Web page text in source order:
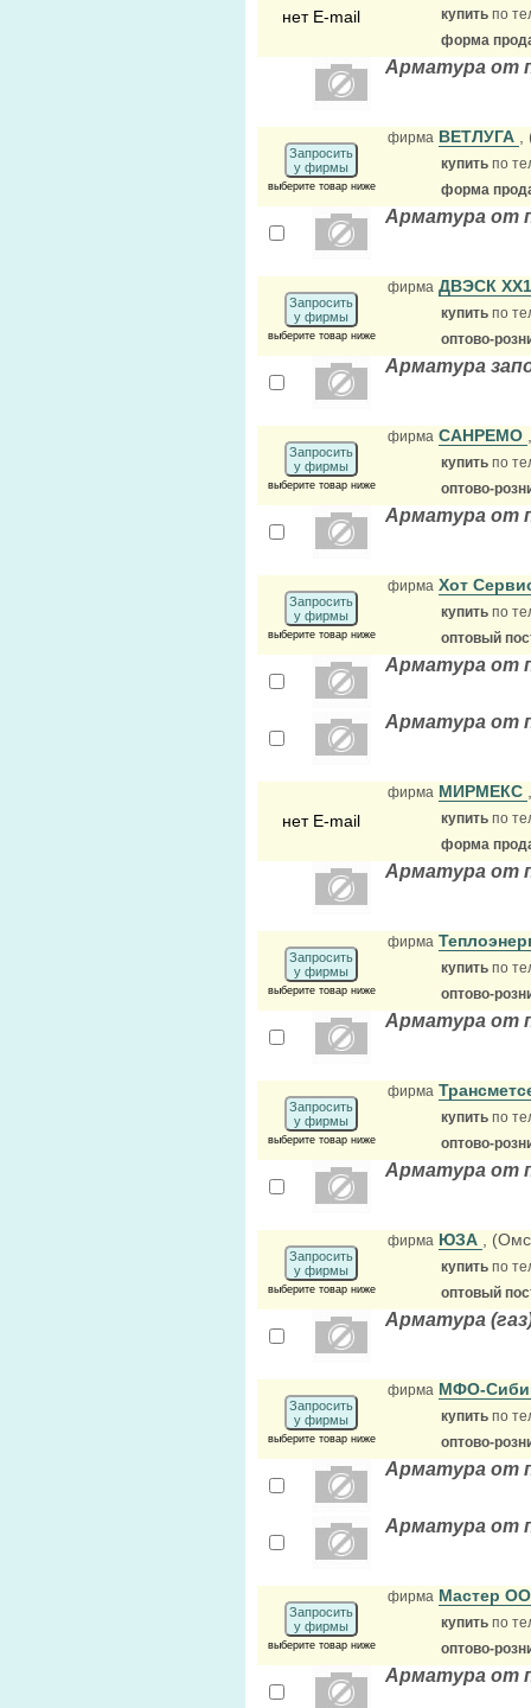
нет E-mail купить по
форма
Арматура от
Запросить
у фирмы
выберите товар ниже
фирма ВЕТЛУГА
купить по
форма
Арматура от
Запросить
у фирмы
выберите товар ниже
фирма ДВЭСК
купить по
оптово-
Арматура
Запросить
у фирмы
выберите товар ниже
фирма САНРЕМО
купить по
оптово-
Арматура от
Запросить
у фирмы
выберите товар ниже
фирма Хот
купить по
оптовый
Арматура от
Арматура от
нет E-mail
фирма МИРМЕКС
купить по
форма
Арматура от
Запросить
у фирмы
выберите товар ниже
фирма
купить по
оптово-
Арматура от
Запросить
у фирмы
выберите товар ниже
фирма
купить по
оптово-
Арматура от
Запросить
у фирмы
выберите товар ниже
фирма ЮЗА ,
купить по
оптовый
Арматура
Запросить
у фирмы
выберите товар ниже
фирма МФО-
купить по
оптово-
Арматура от
Арматура от
Запросить
у фирмы
выберите товар ниже
фирма Мастер
купить по
оптово-
Арматура от